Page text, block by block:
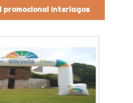
promocional Interlagos